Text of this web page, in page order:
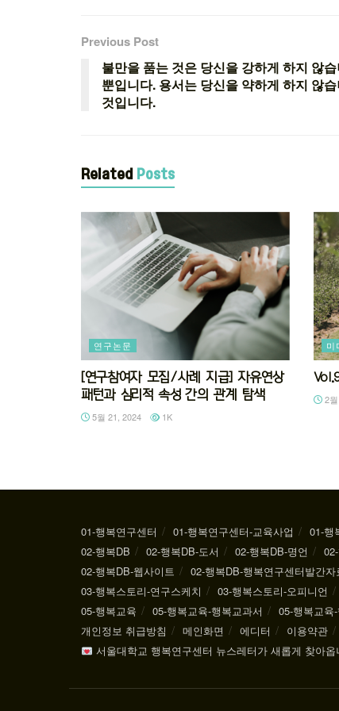
Previous Post
불만을 품는 것은 당신을 강하게 하지 않
뿐입니다. 용서는 당신을 약하게 하지 않
것입니다.
Related Posts
연구논문
[연구참여자 모집/사례 지급] 자유연상
패턴과 심리적 속성 간의 관계 탐색
5월 21, 2024
1K
미
2월
01-행복연구센터 01-행복연구센터-교육사업 01-행
02-행복DB
02-행복DB-도서 02-행복DB-명언
02-행복DB-웹사이트
02-행복DB-행복연구센터발간자
03-행복스토리-연구스케치
03-행복스토리-오피니언
05-행복교육
05-행복교육-행복교과서 05-행복교육
개인정보 취급방침
메인화면 에디터 이용약관
서울대학교 행복연구센터 뉴스레터가 새롭게 찾아옵